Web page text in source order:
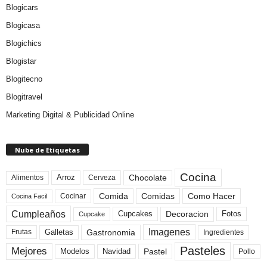
Blogicars
Blogicasa
Blogichics
Blogistar
Blogitecno
Blogitravel
Marketing Digital & Publicidad Online
Nube de Etiquetas
Alimentos Arroz Cerveza Chocolate Cocina
Cocina Facil Cocinar Comida Comidas Como Hacer
Cumpleaños Cupcake Cupcakes Decoracion Fotos
Frutas Galletas Gastronomia Imagenes Ingredientes
Mejores Modelos Navidad Pastel Pasteles Pollo